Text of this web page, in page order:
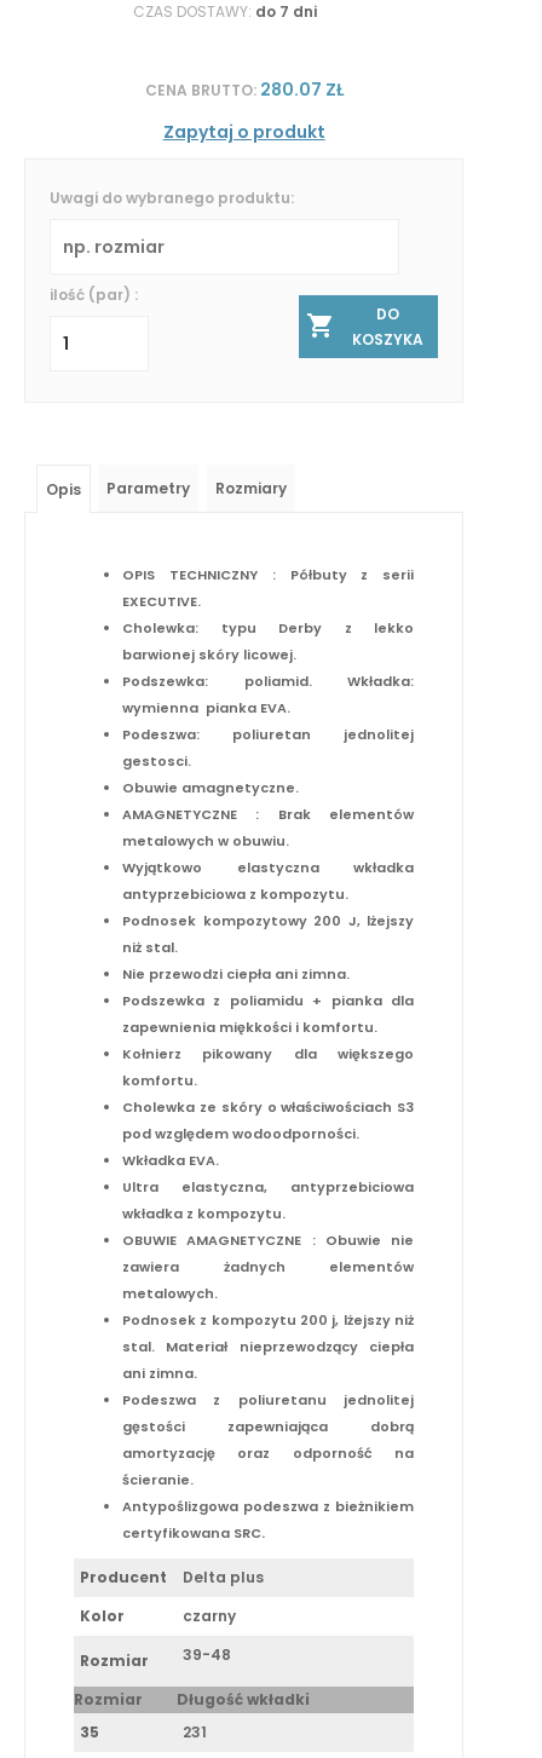
CZAS DOSTAWY: do 7 dni
CENA BRUTTO: 280.07 ZŁ
Zapytaj o produkt
Uwagi do wybranego produktu:
ilość (par) :
DO
KOSZYKA
Opis Parametry Rozmiary
OPIS TECHNICZNY : Półbuty z serii
EXECUTIVE.
Cholewka: typu Derby z lekko
barwionej skóry licowej.
Podszewka: poliamid. Wkładka:
wymienna  pianka EVA.
Podeszwa: poliuretan jednolitej
gestosci.
Obuwie amagnetyczne.
AMAGNETYCZNE : Brak elementów
metalowych w obuwiu.
Wyjątkowo elastyczna wkładka
antyprzebiciowa z kompozytu.
Podnosek kompozytowy 200 J, lżejszy
niż stal.
Nie przewodzi ciepła ani zimna.
Podszewka z poliamidu + pianka dla
zapewnienia miękkości i komfortu.
Kołnierz pikowany dla większego
komfortu.
Cholewka ze skóry o właściwościach S3
pod względem wodoodporności.
Wkładka EVA.
Ultra elastyczna, antyprzebiciowa
wkładka z kompozytu.
OBUWIE AMAGNETYCZNE : Obuwie nie
zawiera żadnych elementów
metalowych.
Podnosek z kompozytu 200 j, lżejszy niż
stal. Materiał nieprzewodzący ciepła
ani zimna.
Podeszwa z poliuretanu jednolitej
gęstości zapewniająca dobrą
amortyzację oraz odporność na
ścieranie.
Antypoślizgowa podeszwa z bieżnikiem
certyfikowana SRC.
Producent
Delta plus
Kolor
czarny
Rozmiar 39-48
Rozmiar
Długość wkładki
35
231